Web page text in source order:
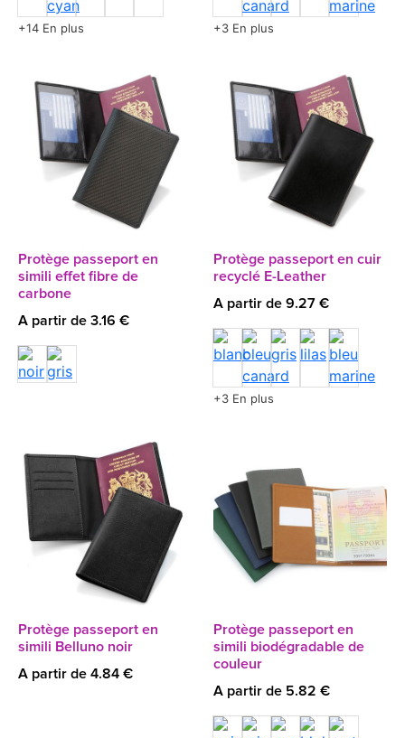
+14 En plus +3 En plus
Protège passeport en
simili effet fibre de
carbone
A partir de 3.16 €
Protège passeport en cuir
recyclé E-Leather
A partir de 9.27 €
+3 En plus
Protège passeport en
simili Belluno noir
A partir de 4.84 €
Protège passeport en
simili biodégradable de
couleur
A partir de 5.82 €